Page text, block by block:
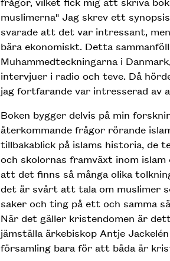
muslimerna" Jag skrev ett
svarade att det var intressant,
bära ekonomiskt. Detta
Muhammedteckningarna i
intervjuer i radio och teve. Då
jag fortfarande var intresserad av
Boken bygger delvis på min
återkommande frågor rörande
tillbakablick på islams historia, de
och skolornas framväxt inom
att det finns så många olika
det är svårt att tala om muslimer
saker och ting på ett och samma
När det gäller kristendomen är
jämställa ärkebiskop Antje
församling bara för att båda är